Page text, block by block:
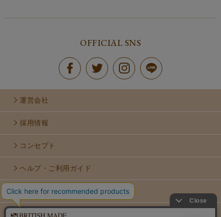
OFFICIAL SNS
運営会社
採用情報
コンセプト
ヘルプ・ご利用ガイド
お問い合せ
利用規約